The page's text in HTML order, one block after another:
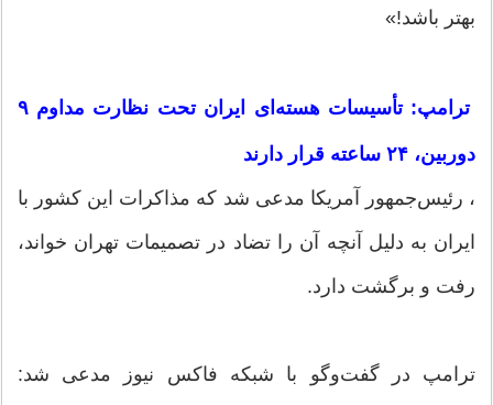
بهتر باشد!»
ترامپ: تأسیسات هسته‌ای ایران تحت نظارت مداوم ۹
دوربین، ۲۴ ساعته قرار دارند
، رئیس‌جمهور آمریکا مدعی شد که مذاکرات این کشور با
ایران به دلیل آنچه آن را تضاد در تصمیمات تهران خواند،
رفت و برگشت دارد.
ترامپ در گفت‌و‌گو با شبکه فاکس نیوز مدعی شد: